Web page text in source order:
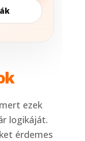
ezek
logikáját.
érdemes